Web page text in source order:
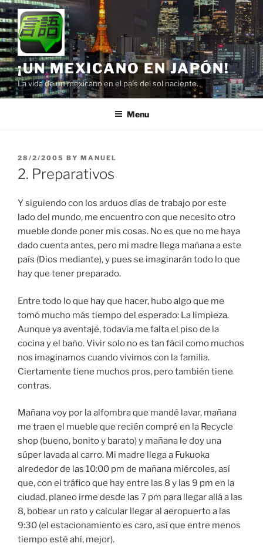
Skip
to
content
¡UN MEXICANO EN JAPÓN!
La vida de un mexicano en el país del sol naciente.
Menu
POSTED
ON
28/2/2005 BY MANUEL
2. Preparativos
Y siguiendo con los arduos días de trabajo por este
lado del mundo, me encuentro con que necesito otro
mueble donde poner mis cosas. No es que no me haya
dado cuenta antes, pero mi madre llega mañana a este
país (Dios mediante), y pues se imaginarán todo lo que
hay que tener preparado.
Entre todo lo que hay que hacer, hubo algo que me
tomó mucho más tiempo del esperado: La limpieza.
Aunque ya aventajé, todavía me falta el piso de la
cocina y el baño. Vivir solo no es tan fácil como muchos
nos imaginamos cuando vivimos con la familia.
Ciertamente tiene muchos pros, pero también tiene
contras.
Mañana voy por la alfombra que mandé lavar, mañana
me traen el mueble que recién compré en la Recycle
shop (bueno, bonito y barato) y mañana le doy una
súper lavada al carro. Mi madre llega a Fukuoka
alrededor de las 10:00 pm de mañana miércoles, así
que, con el tráfico que hay entre las 8 y las 9 pm en la
ciudad, planeo irme desde las 7 pm para llegar allá a las
8, bobear un rato y calcular llegar al aeropuerto a las
9:30 (el estacionamiento es caro, así que entre menos
tiempo esté ahí, mejor).